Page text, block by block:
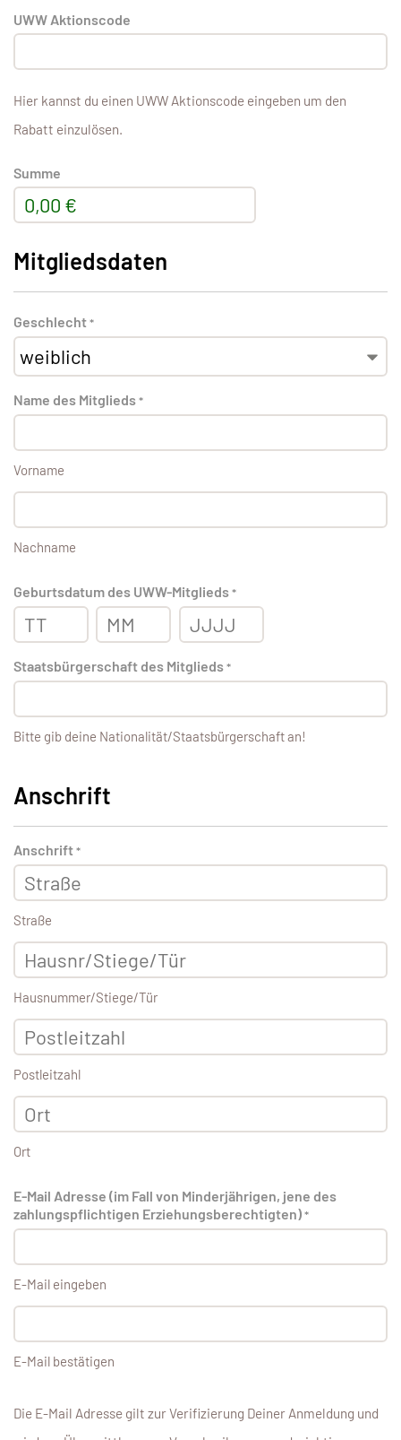
UWW Aktionscode
Hier kannst du einen UWW Aktionscode eingeben um den
Rabatt einzulösen.
Summe
Mitgliedsdaten
Geschlecht *
Name des Mitglieds *
Vorname
Nachname
Geburtsdatum des UWW-Mitglieds *
Staatsbürgerschaft des Mitglieds *
Bitte gib deine Nationalität/Staatsbürgerschaft an!
Anschrift
Anschrift *
Straße
Hausnummer/Stiege/Tür
Postleitzahl
Ort
E-Mail Adresse (im Fall von Minderjährigen, jene des
zahlungspflichtigen Erziehungsberechtigten) *
E-Mail eingeben
E-Mail bestätigen
Die E-Mail Adresse gilt zur Verifizierung Deiner Anmeldung und